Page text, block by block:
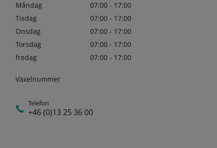
Måndag
07:00 - 17:00
Tisdag
07:00 - 17:00
Onsdag
07:00 - 17:00
Torsdag
07:00 - 17:00
fredag
07:00 - 17:00
Växelnummer
Telefon
+46 (0)13 25 36 00